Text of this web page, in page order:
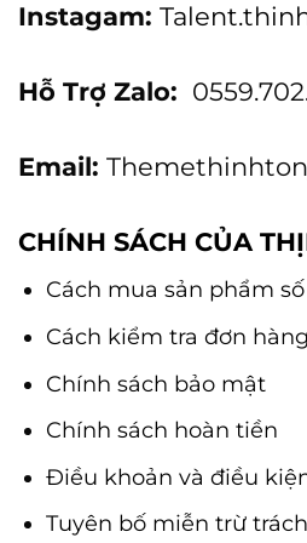
Instagam:
Hỗ Trợ Zalo:
Email:
CHÍNH SÁCH CỦA
Cách mua sản phẩm số
Cách kiểm tra đơn hàng
Chính sách bảo mật
Chính sách hoàn tiền
Điều khoản và điều
Tuyên bố miễn trừ